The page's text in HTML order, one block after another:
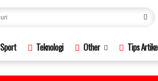
Sport Teknologi Other Tips